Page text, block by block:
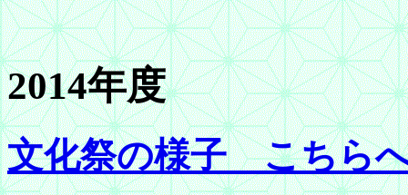
2014年度
文化祭の様子 こちら